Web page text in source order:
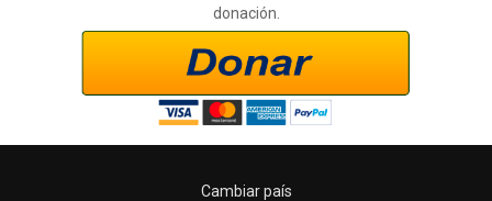
donación.
Cambiar país